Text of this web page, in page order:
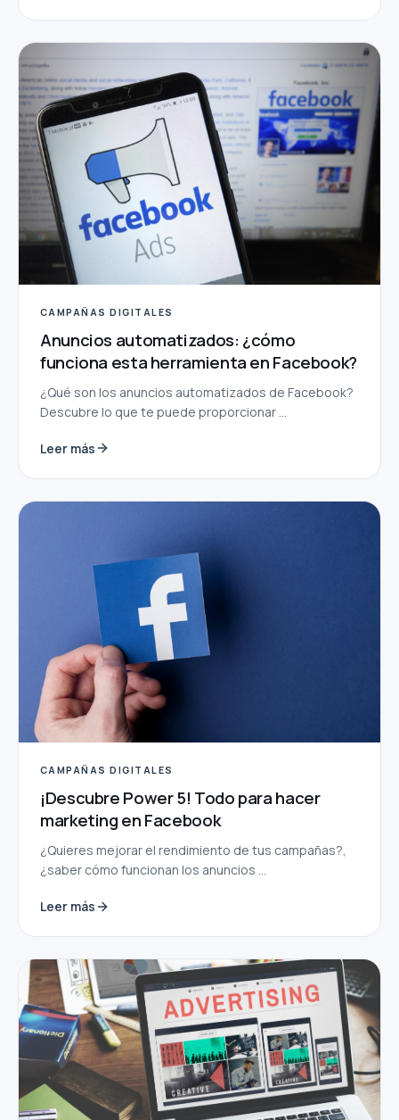
CAMPAÑAS DIGITALES
Anuncios automatizados: ¿cómo
funciona esta herramienta en Facebook?
¿Qué son los anuncios automatizados de Facebook?
Descubre lo que te puede proporcionar ...
Leer más
CAMPAÑAS DIGITALES
¡Descubre Power 5! Todo para hacer
marketing en Facebook
¿Quieres mejorar el rendimiento de tus campañas?,
¿saber cómo funcionan los anuncios ...
Leer más